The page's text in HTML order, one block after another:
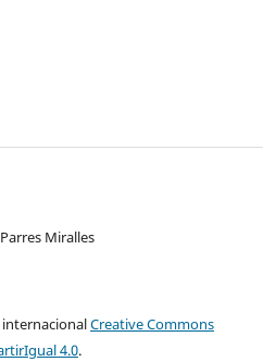
Miralles
internacionalCreative Commons
4.0.